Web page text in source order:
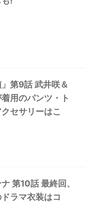
」第9話 武井咲＆
用のパンツ・ト
セサリーはこ
第10話 最終回、
ラマ衣装はコ